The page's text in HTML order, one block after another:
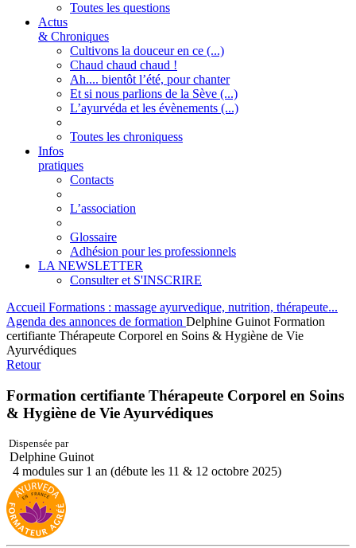
Toutes les questions
Actus
& Chroniques
Cultivons la douceur en ce (...)
Chaud chaud chaud !
Ah.... bientôt l’été, pour chanter
Et si nous parlions de la Sève (...)
L’ayurvéda et les évènements (...)
Toutes les chroniquess
Infos
pratiques
Contacts
L’association
Glossaire
Adhésion pour les professionnels
LA NEWSLETTER
Consulter et S'INSCRIRE
Accueil Formations : massage ayurvedique, nutrition, thérapeute...
Agenda des annonces de formation Delphine Guinot Formation
certifiante Thérapeute Corporel en Soins & Hygiène de Vie
Ayurvédiques
Retour
Formation certifiante Thérapeute Corporel en Soins
& Hygiène de Vie Ayurvédiques
Dispensée par
Delphine Guinot
4 modules sur 1 an (débute les 11 & 12 octobre 2025)